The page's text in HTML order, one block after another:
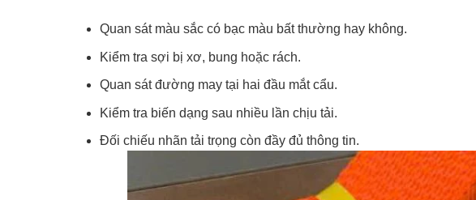
Quan sát màu sắc có bạc màu bất thường hay không.
Kiểm tra sợi bị xơ, bung hoặc rách.
Quan sát đường may tại hai đầu mắt cẩu.
Kiểm tra biến dạng sau nhiều lần chịu tải.
Đối chiếu nhãn tải trọng còn đầy đủ thông tin.